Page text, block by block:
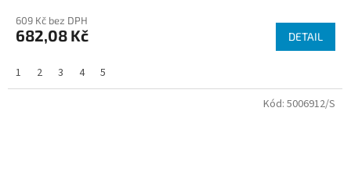
609 Kč bez DPH
682,08 Kč DETAIL
1 2 3 4 5
Kód: 5006912/S